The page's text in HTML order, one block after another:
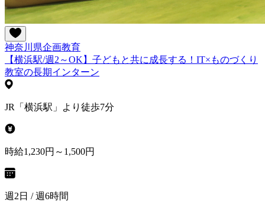
神奈川県企画教育
【横浜駅/週2～OK】子どもと共に成長する！IT×ものづくり
教室の長期インターン
JR「横浜駅」より徒歩7分
時給1,230円～1,500円
週2日 / 週6時間